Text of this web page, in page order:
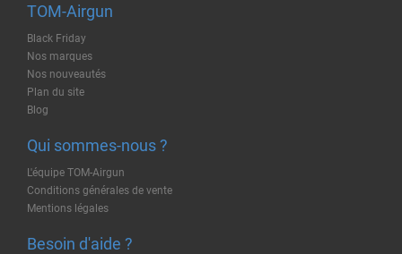
TOM-Airgun
Black Friday
Nos marques
Nos nouveautés
Plan du site
Blog
Qui sommes-nous ?
L'équipe TOM-Airgun
Conditions générales de vente
Mentions légales
Besoin d'aide ?